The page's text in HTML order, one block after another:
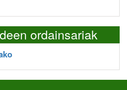
ordainsariak